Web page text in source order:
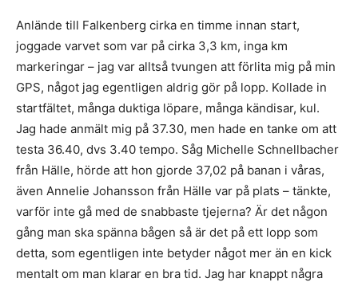
Anlände till Falkenberg cirka en timme innan start,
joggade varvet som var på cirka 3,3 km, inga km
markeringar – jag var alltså tvungen att förlita mig på min
GPS, något jag egentligen aldrig gör på lopp. Kollade in
startfältet, många duktiga löpare, många kändisar, kul.
Jag hade anmält mig på 37.30, men hade en tanke om att
testa 36.40, dvs 3.40 tempo. Såg Michelle Schnellbacher
från Hälle, hörde att hon gjorde 37,02 på banan i våras,
även Annelie Johansson från Hälle var på plats – tänkte,
varför inte gå med de snabbaste tjejerna? Är det någon
gång man ska spänna bågen så är det på ett lopp som
detta, som egentligen inte betyder något mer än en kick
mentalt om man klarar en bra tid. Jag har knappt några